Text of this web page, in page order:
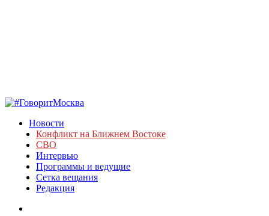
Новости
Конфликт на Ближнем Востоке
СВО
Интервью
Программы и ведущие
Сетка вещания
Редакция